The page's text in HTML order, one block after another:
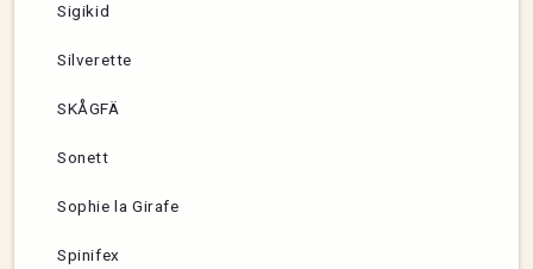
Sigikid
Silverette
SKÅGFÄ
Sonett
Sophie la Girafe
Spinifex